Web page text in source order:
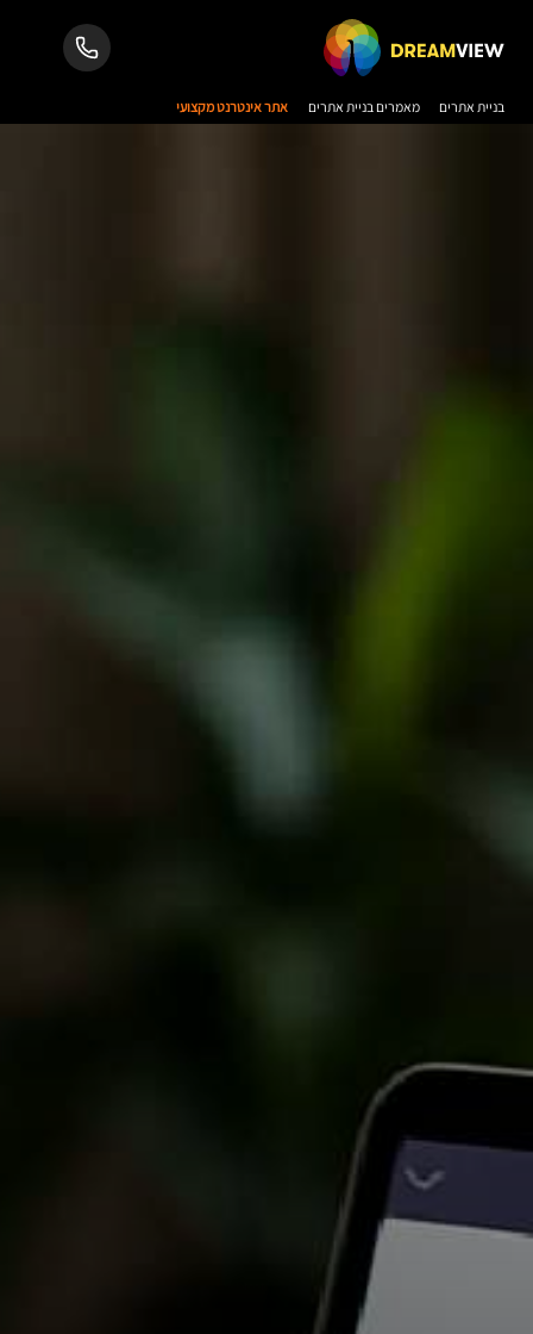
בניית אתרים מאמרים בניית אתרים אתר אינטרנט מקצועי